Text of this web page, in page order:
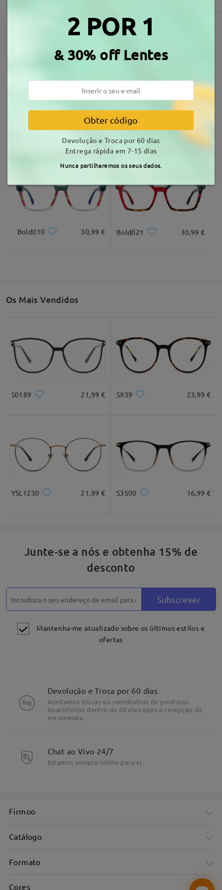
tempo de envio
Entrega
10,99 € FFM2603 39,99 €
Bold010 30,99 € Bold021 30,99 €
Os Mais Vendidos
S0189 21,99 € S939 23,99 €
YSL1230 21,99 € S3500 16,99 €
Junte-se a nós e obtenha 15% de
desconto
Subscrever
Mantenha-me atualizado sobre os últimos estilos e
ofertas
Devolução e Troca por 60 dias
Aceitamos trocas ou reembolsos de produtos
insatisfeitos dentro de 60 dias após a recepção da
encomenda.
Chat ao Vivo 24/7
Estamos sempre online para si.
Firmoo
Catálogo
Formato
Cores
2 POR 1
& 30% off Lentes
Obter código
Devolução e Troca por 60 dias
Entrega rápida em 7-15 dias
Nunca partilharemos os seus dados.